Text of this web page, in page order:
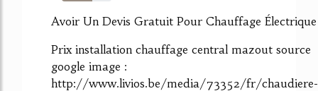
61%
Avoir Un Devis Gratuit Pour Chauffage Électrique
Prix installation chauffage central mazout source
google image :
http://www.livios.be/media/73352/fr/chaudiere-